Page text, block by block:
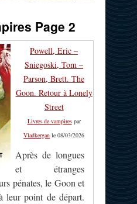
Page 2
Powell, Eric –
Sniegoski, Tom –
Parson, Brett. The
Goon. Retour à Lonely
Street
Livres de vampirespar
Vladkergan le 08/03/2026
Après de longues
et étranges
pénates, le Goon et
leur point de départ.